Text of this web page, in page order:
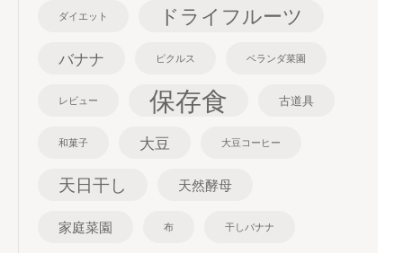
ダイエット ドライフルーツ
バナナ ピクルス ベランダ菜園
レビュー 保存食 古道具
和菓子 大豆 大豆コーヒー
天日干し 天然酵母
家庭菜園 布 干しバナナ